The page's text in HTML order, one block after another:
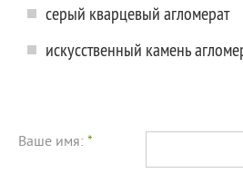
серый кварцевый агломерат
искусственный камень
Ваше имя: *